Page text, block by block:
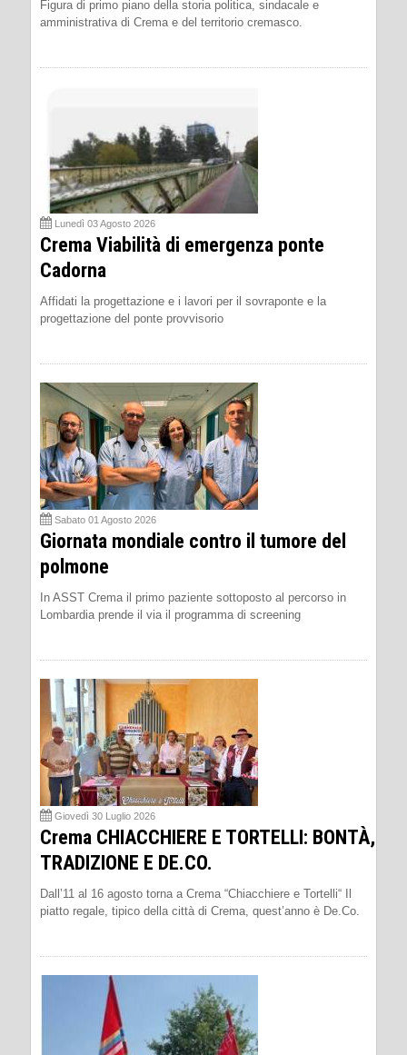
Figura di primo piano della storia politica, sindacale e
amministrativa di Crema e del territorio cremasco.
Lunedì 03 Agosto 2026
Crema Viabilità di emergenza ponte
Cadorna
Affidati la progettazione e i lavori per il sovraponte e la
progettazione del ponte provvisorio
Sabato 01 Agosto 2026
Giornata mondiale contro il tumore del
polmone
In ASST Crema il primo paziente sottoposto al percorso in
Lombardia prende il via il programma di screening
Giovedì 30 Luglio 2026
Crema CHIACCHIERE E TORTELLI: BONTÀ,
TRADIZIONE E DE.CO.
Dall’11 al 16 agosto torna a Crema “Chiacchiere e Tortelli“ Il
piatto regale, tipico della città di Crema, quest’anno è De.Co.